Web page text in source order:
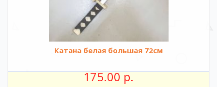
Катана белая большая 72см
175.00 р.